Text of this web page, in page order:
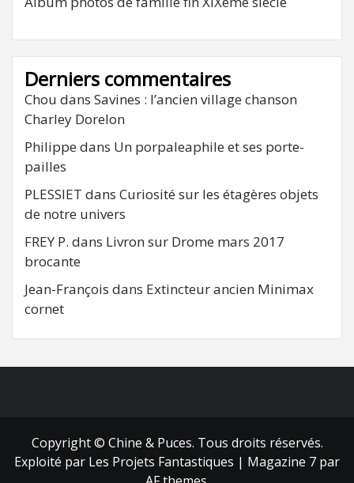
Derniers commentaires
Chou dans Savines : l’ancien village chanson
Charley Dorelon
Philippe dans Un porpaleaphile et ses porte-
pailles
PLESSIET dans Curiosité sur les étagères objets
de notre univers
FREY P. dans Livron sur Drome mars 2017
brocante
Jean-François dans Extincteur ancien Minimax
cornet
Copyright © Chine & Puces. Tous droits réservés.
Exploité par Les Projets Fantastiques | Magazine 7 par